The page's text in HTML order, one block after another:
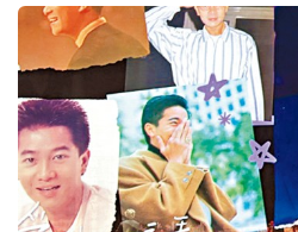
專欄 21小時前